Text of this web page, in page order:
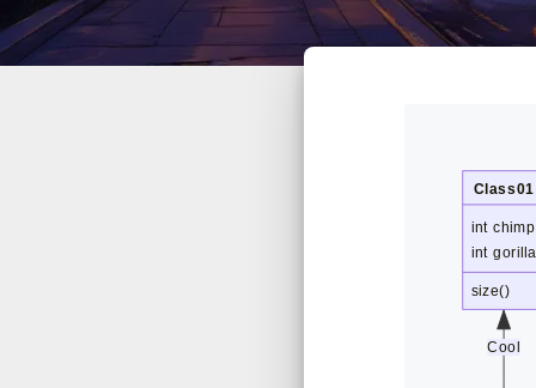
Cool
Class01
int chimp
int gorilla
size()